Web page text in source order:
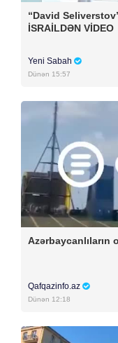
“David
İSRAİLDƏN VİDEO
Yeni Sabah
Dünən 15:57
Azərbaycanlıların
Qafqazinfo.az
Dünən 12:18